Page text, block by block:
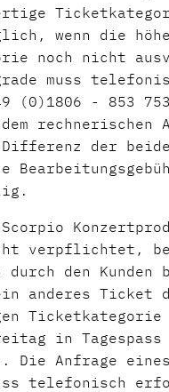
wenn die
noch nicht
muss
(0)1806 - 853
rechnerischen
der
verpflichtet,
durch den Kunden
anderes Ticket
Ticketkategorie
in Tagespass
Die Anfrage eines
telefonisch